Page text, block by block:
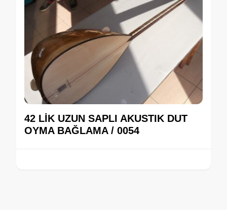
42 LİK UZUN SAPLI AKUSTIK DUT
OYMA BAĞLAMA / 0054